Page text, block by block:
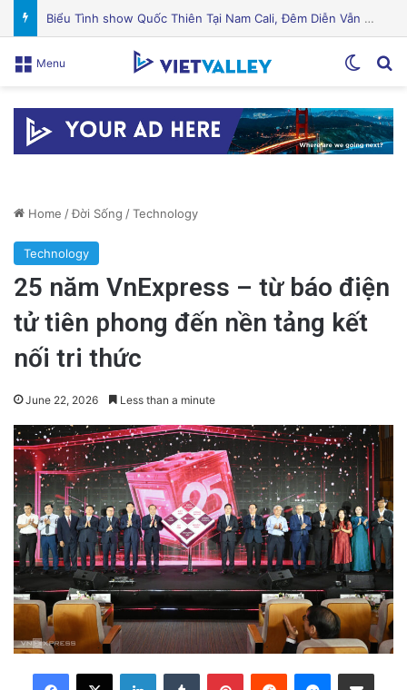
Watson Nguyen giành ngôi vô địch 50m ếch tại Giải Vô địch Bơi lội Quốc gia Mỹ 2026
Menu
Home /Đời Sống /Technology
Technology
25 năm VnExpress – từ báo điện
tử tiên phong đến nền tảng kết
nối tri thức
June 22, 2026 Less than a minute
LinkedInTumblr PinterestReddit Messenger
Share via Email